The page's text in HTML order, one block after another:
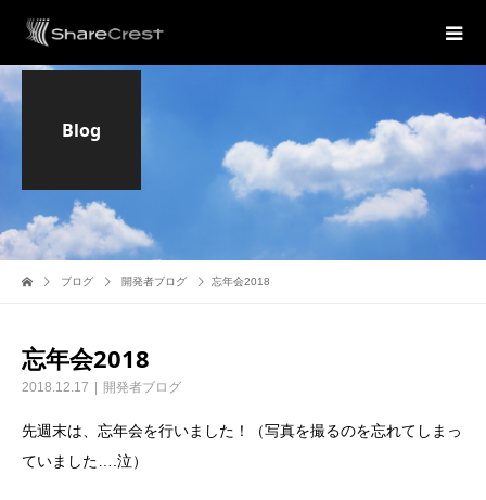
Blog
ブログ 開発者ブログ 忘年会2018
忘年会2018
2018.12.17 開発者ブログ
先週末は、忘年会を行いました！（写真を撮るのを忘れてしまっ
ていました….泣）